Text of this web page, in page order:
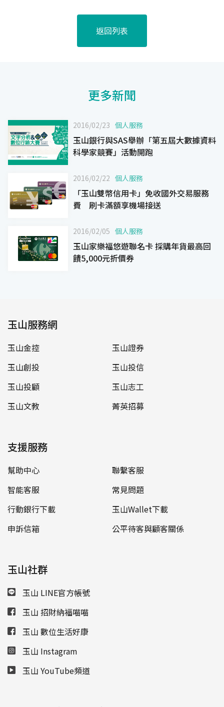
返回列表
更多新聞
2016/02/23 個人服務
玉山銀行與SAS舉辦「第五屆大數據資料
科學家競賽」活動開跑
2016/02/22 個人服務
「玉山雙幣信用卡」免收國外交易服務
費 刷卡滿額享機場接送
2016/02/05 個人服務
玉山家樂福悠遊聯名卡 採購年貨最高回
饋5,000元折價券
玉山服務網
玉山金控
玉山證券
玉山創投
玉山投信
玉山投顧
玉山志工
玉山文教
菁英招募
支援服務
幫助中心
聯繫客服
智能客服
常見問題
行動銀行下載
玉山Wallet下載
申訴信箱
公平待客與顧客關係
玉山社群
玉山 LINE官方帳號
玉山 招財納福喵喵
玉山 數位生活好康
玉山 Instagram
玉山 YouTube頻道